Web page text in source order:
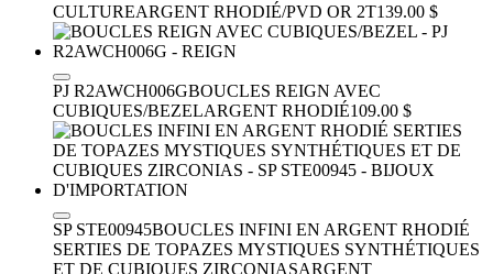
CULTUREARGENT RHODIÉ/PVD OR 2T139.00 $
PJ R2AWCH006GBOUCLES REIGN AVEC
CUBIQUES/BEZELARGENT RHODIÉ109.00 $
SP STE00945BOUCLES INFINI EN ARGENT RHODIÉ
SERTIES DE TOPAZES MYSTIQUES SYNTHÉTIQUES
ET DE CUBIQUES ZIRCONIASARGENT